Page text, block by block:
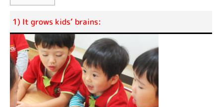
1) It grows kids’ brains: